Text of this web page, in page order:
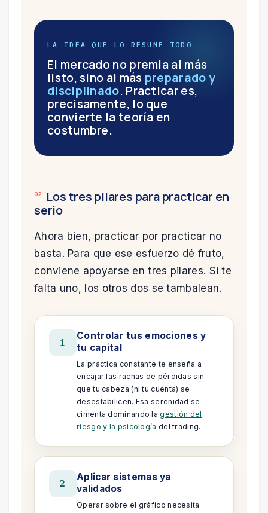
LA IDEA QUE LO RESUME TODO
El mercado no premia al más
listo, sino al más preparado y
disciplinado. Practicar es,
precisamente, lo que
convierte la teoría en
costumbre.
02
Los tres pilares para practicar en
serio
Ahora bien, practicar por practicar no
basta. Para que ese esfuerzo dé fruto,
conviene apoyarse en tres pilares. Si te
falta uno, los otros dos se tambalean.
1
Controlar tus emociones y
tu capital
La práctica constante te enseña a
encajar las rachas de pérdidas sin
que tu cabeza (ni tu cuenta) se
desestabilicen. Esa serenidad se
cimenta dominando lagestión del
riesgo y la psicología del trading.
2
Aplicar sistemas ya
validados
Operar sobre el gráfico necesita